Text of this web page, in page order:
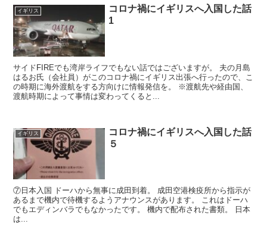
イギリス
コロナ禍にイギリスへ入国した話
1
サイドFIREでも湾岸ライフでもない話ではございますが。 夫の月島
はるお氏（会社員）がこのコロナ禍にイギリス出張へ行ったので、こ
の時期に海外渡航をする方向けに情報発信を。 ※渡航先や経由国、
渡航時期によって事情は変わってくると...
イギリス
コロナ禍にイギリスへ入国した話
５
⑦日本入国 ドーハから無事に成田到着。 成田空港検疫所から指示が
あるまで機内で待機するようアナウンスがあります。 これはドーハ
でもエディンバラでもなかったです。 機内で配布された書類。 日本
は...